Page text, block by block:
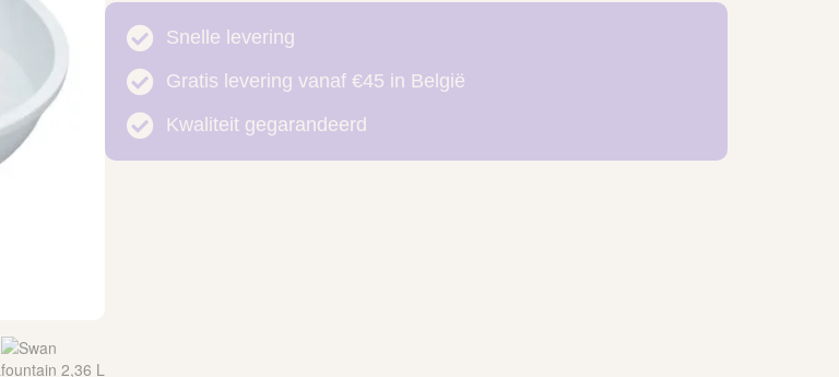
Snelle levering
Gratis levering vanaf €45 in België
Kwaliteit gegarandeerd